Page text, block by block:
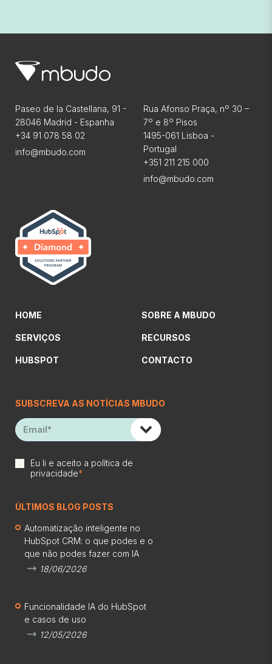
Paseo de la Castellana, 91 -
28046 Madrid - Espanha
+34 91 078 58 02
info@mbudo.com
Rua Afonso Praça, nº 30 –
7º e 8º Pisos
1495-061 Lisboa -
Portugal
+351 211 215 000
info@mbudo.com
HOME
SERVIÇOS
HUBSPOT
SOBRE A MBUDO
RECURSOS
CONTACTO
SUBSCREVA AS NOTÍCIAS MBUDO
Eu li e aceito a política de
privacidade*
ÚLTIMOS BLOG POSTS
Automatização inteligente no
HubSpot CRM: o que podes e o
que não podes fazer com IA
18/06/2026
Funcionalidade IA do HubSpot
e casos de uso
12/05/2026